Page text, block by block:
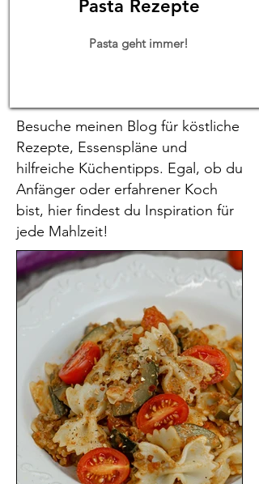
Pasta Rezepte
Pasta geht immer!
Besuche meinen Blog für köstliche
Rezepte, Essenspläne und
hilfreiche Küchentipps. Egal, ob du
Anfänger oder erfahrener Koch
bist, hier findest du Inspiration für
jede Mahlzeit!